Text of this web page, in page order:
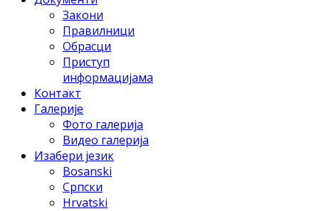
Закони
Правилници
Обрасци
Приступ
информацијама
Контакт
Галерије
Фото галерија
Видео галерија
Изабери језик
Bosanski
Српски
Hrvatski